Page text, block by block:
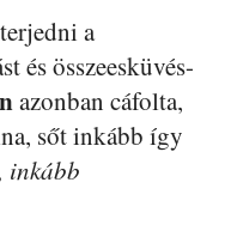
a
és összeesküvés-
azonban cáfolta,
sőt inkább így
inkább